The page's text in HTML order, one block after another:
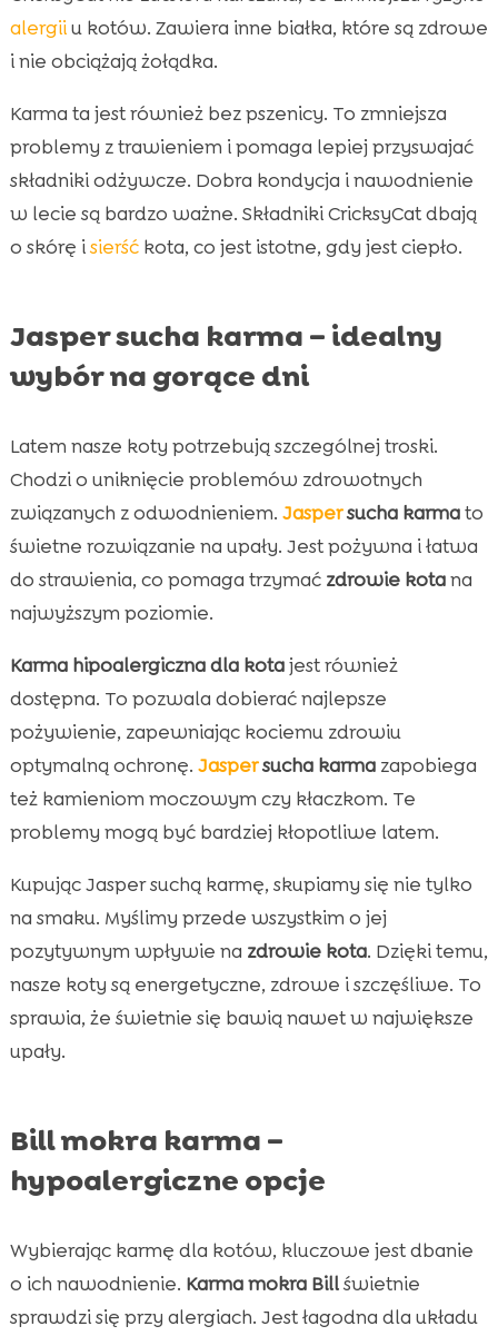
alergiiu kotów. Zawiera inne białka, które są zdrowe
i nie obciążają żołądka.
Karma ta jest również bez pszenicy. To zmniejsza
problemy z trawieniem i pomaga lepiej przyswajać
składniki odżywcze. Dobra kondycja i nawodnienie
w lecie są bardzo ważne. Składniki CricksyCat dbają
o skórę isierśćkota, co jest istotne, gdy jest ciepło.
Jasper sucha karma – idealny
wybór na gorące dni
Latem nasze koty potrzebują szczególnej troski.
Chodzi o uniknięcie problemów zdrowotnych
związanych z odwodnieniem. Jaspersucha karmato
świetne rozwiązanie na upały. Jest pożywna i łatwa
do strawienia, co pomaga trzymać zdrowie kotana
najwyższym poziomie.
Karma hipoalergiczna dla kotajest również
dostępna. To pozwala dobierać najlepsze
pożywienie, zapewniając kociemu zdrowiu
optymalną ochronę. Jaspersucha karmazapobiega
też kamieniom moczowym czy kłaczkom. Te
problemy mogą być bardziej kłopotliwe latem.
Kupując Jasper suchą karmę, skupiamy się nie tylko
na smaku. Myślimy przede wszystkim o jej
pozytywnym wpływie na zdrowie kota. Dzięki temu,
nasze koty są energetyczne, zdrowe i szczęśliwe. To
sprawia, że świetnie się bawią nawet w największe
upały.
Bill mokra karma –
hypoalergiczne opcje
Wybierając karmę dla kotów, kluczowe jest dbanie
o ich nawodnienie. Karma mokra Billświetnie
sprawdzi się przy alergiach. Jest łagodna dla układu